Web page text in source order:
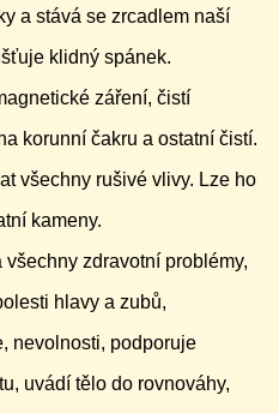
a stává se zrcadlem naší
klidný spánek.
záření, čistí
korunní čakru a ostatní čistí.
všechny rušivé vlivy. Lze ho
kameny.
všechny zdravotní problémy,
hlavy a zubů,
nevolnosti, podporuje
uvádí tělo do rovnováhy,